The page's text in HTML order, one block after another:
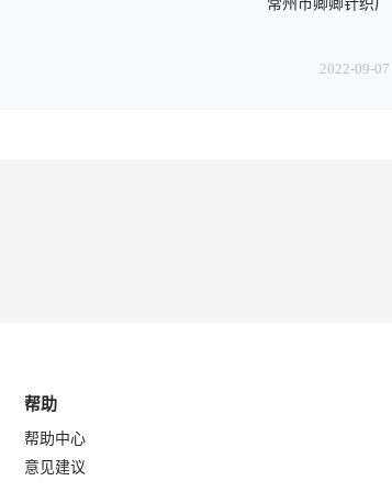
常州市卿卿针织厂
2022-09-07
帮助
帮助中心
意见建议